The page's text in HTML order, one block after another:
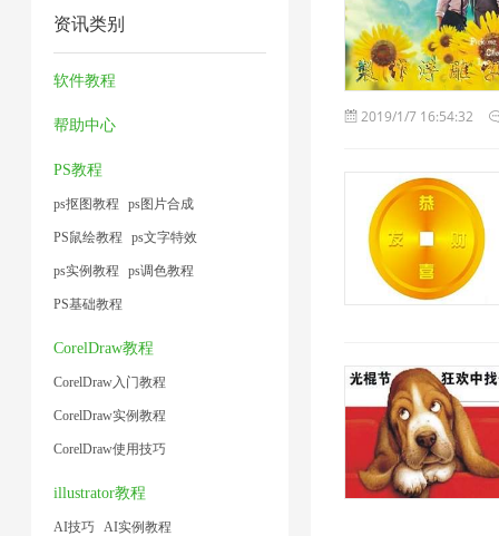
具
1
1
术
小
片
1
压
资讯类别
软件教程
帮助中心
PS教程
ps抠图教程 ps图片合成
PS鼠绘教程 ps文字特效
ps实例教程 ps调色教程
PS基础教程
CorelDraw教程
CorelDraw入门教程
CorelDraw实例教程
CorelDraw使用技巧
illustrator教程
AI技巧 AI实例教程
2019/1/7 16:54:32